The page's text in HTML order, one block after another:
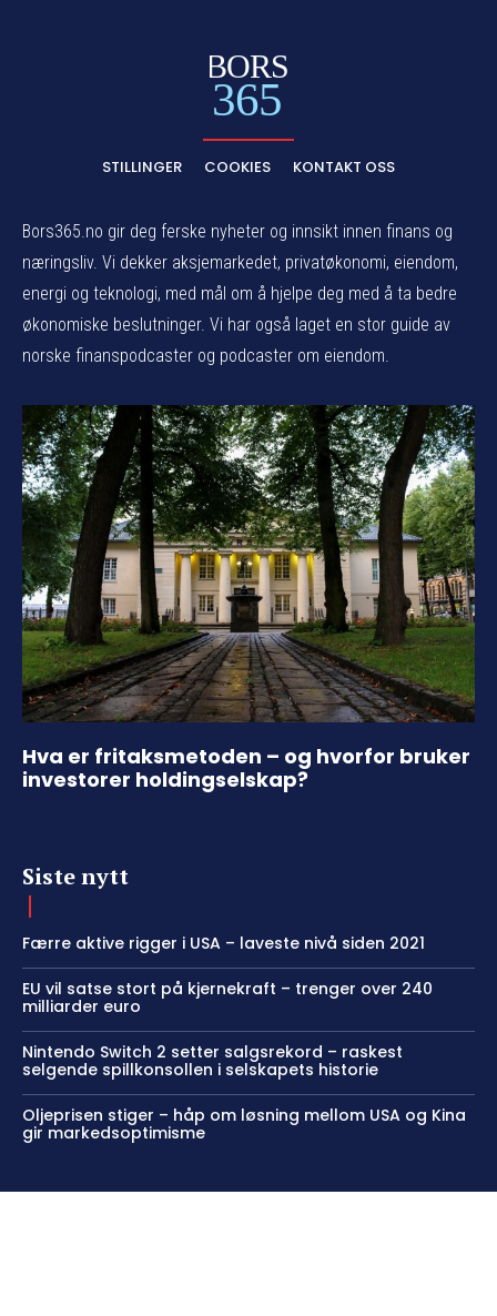
BORS
365
STILLINGER COOKIES KONTAKT OSS
Bors365.no gir deg ferske nyheter og innsikt innen finans og
næringsliv. Vi dekker aksjemarkedet, privatøkonomi, eiendom,
energi og teknologi, med mål om å hjelpe deg med å ta bedre
økonomiske beslutninger. Vi har også laget en stor guide av
norske finanspodcaster og podcaster om eiendom.
Hva er fritaksmetoden – og hvorfor bruker
investorer holdingselskap?
Siste nytt
Færre aktive rigger i USA – laveste nivå siden 2021
EU vil satse stort på kjernekraft – trenger over 240
milliarder euro
Nintendo Switch 2 setter salgsrekord – raskest
selgende spillkonsollen i selskapets historie
Oljeprisen stiger – håp om løsning mellom USA og Kina
gir markedsoptimisme